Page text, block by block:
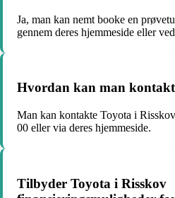
Ja, man kan nemt booke en
gennem deres hjemmeside eller
Hvordan kan man
Man kan kontakte Toyota i
00 eller via deres hjemmeside.
Tilbyder Toyota i Risskov